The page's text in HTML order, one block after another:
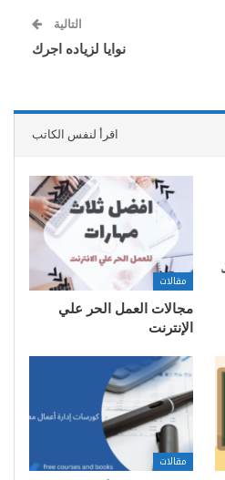
التالية
نوايا لزياده اجرك
اقرأ لنفس الكاتب
مقالات
مجالات العمل الحر علي
الإنترنت
مقالات